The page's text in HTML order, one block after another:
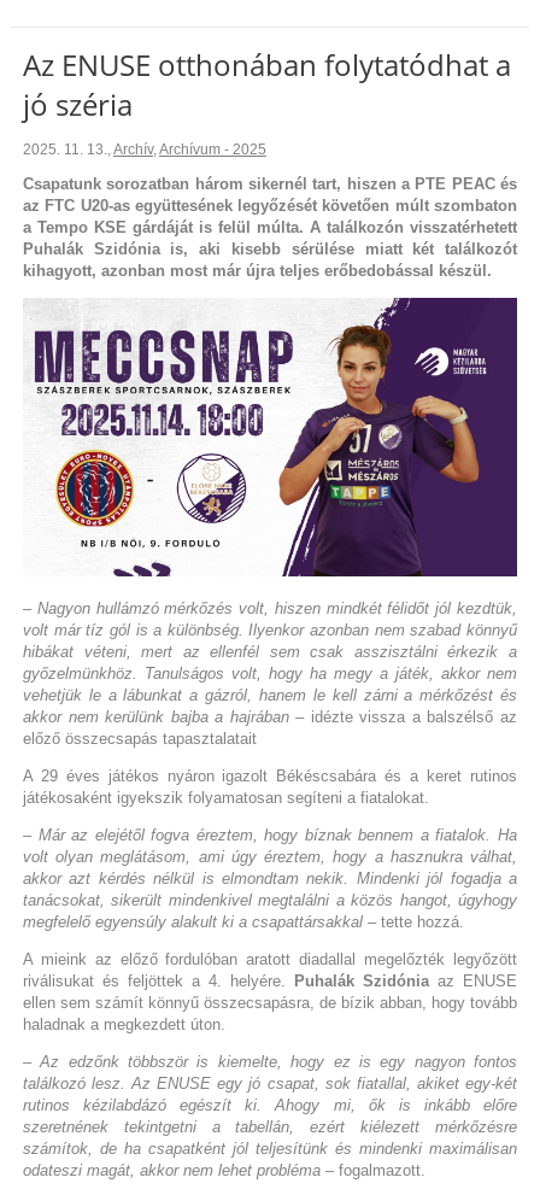
Az ENUSE otthonában folytatódhat a
jó széria
2025. 11. 13.,Archív,Archívum - 2025
Csapatunk sorozatban három sikernél tart, hiszen a PTE PEAC és
az FTC U20-as együttesének legyőzését követően múlt szombaton
a Tempo KSE gárdáját is felül múlta. A találkozón visszatérhetett
Puhalák Szidónia is, aki kisebb sérülése miatt két találkozót
kihagyott, azonban most már újra teljes erőbedobással készül.
– Nagyon hullámzó mérkőzés volt, hiszen mindkét félidőt jól kezdtük,
volt már tíz gól is a különbség. Ilyenkor azonban nem szabad könnyű
hibákat véteni, mert az ellenfél sem csak asszisztálni érkezik a
győzelmünkhöz. Tanulságos volt, hogy ha megy a játék, akkor nem
vehetjük le a lábunkat a gázról, hanem le kell zárni a mérkőzést és
akkor nem kerülünk bajba a hajrában– idézte vissza a balszélső az
előző összecsapás tapasztalatait
A 29 éves játékos nyáron igazolt Békéscsabára és a keret rutinos
játékosaként igyekszik folyamatosan segíteni a fiatalokat.
– Már az elejétől fogva éreztem, hogy bíznak bennem a fiatalok. Ha
volt olyan meglátásom, ami úgy éreztem, hogy a hasznukra válhat,
akkor azt kérdés nélkül is elmondtam nekik. Mindenki jól fogadja a
tanácsokat, sikerült mindenkivel megtalálni a közös hangot, úgyhogy
megfelelő egyensúly alakult ki a csapattársakkal– tette hozzá.
A mieink az előző fordulóban aratott diadallal megelőzték legyőzött
riválisukat és feljöttek a 4. helyére. Puhalák Szidónia az ENUSE
ellen sem számít könnyű összecsapásra, de bízik abban, hogy tovább
haladnak a megkezdett úton.
– Az edzőnk többször is kiemelte, hogy ez is egy nagyon fontos
találkozó lesz. Az ENUSE egy jó csapat, sok fiatallal, akiket egy-két
rutinos kézilabdázó egészít ki. Ahogy mi, ők is inkább előre
szeretnének tekintgetni a tabellán, ezért kiélezett mérkőzésre
számítok, de ha csapatként jól teljesítünk és mindenki maximálisan
odateszi magát, akkor nem lehet probléma– fogalmazott.